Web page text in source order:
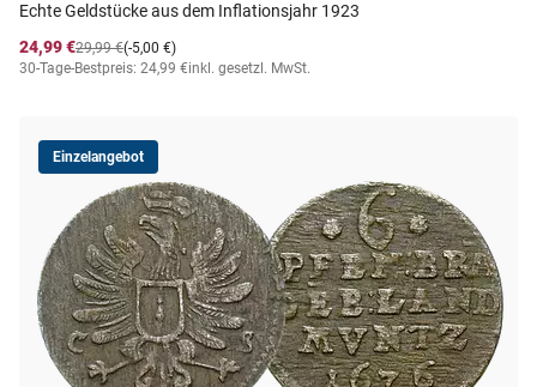
Echte Geldstücke aus dem Inflationsjahr 1923
24,99 €
(-5,00 €)
29,99 €
30-Tage-Bestpreis: 24,99 €inkl. gesetzl. MwSt.
Einzelangebot